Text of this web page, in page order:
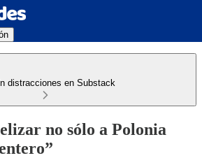
distracciones en Substack
no sólo a Polonia